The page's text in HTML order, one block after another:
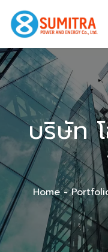
บริษัท โ
Home